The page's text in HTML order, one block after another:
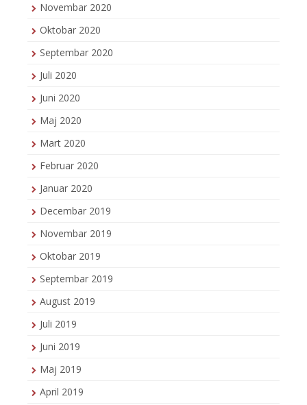
Novembar 2020
Oktobar 2020
Septembar 2020
Juli 2020
Juni 2020
Maj 2020
Mart 2020
Februar 2020
Januar 2020
Decembar 2019
Novembar 2019
Oktobar 2019
Septembar 2019
August 2019
Juli 2019
Juni 2019
Maj 2019
April 2019